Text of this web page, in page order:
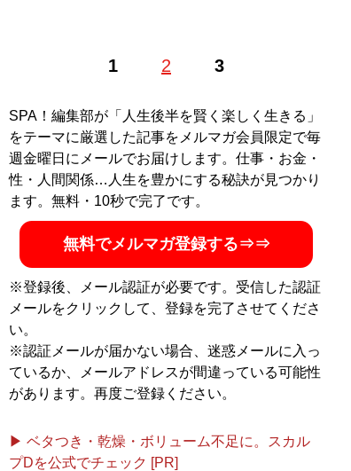
1 2 3
ク理事長兼所長。中央大学文学部史学科を卒業後、同大
学日本政教研究所非常勤職員を務める。現在は、「 倉山
塾 」塾長、ネット放送局「チャンネルくらら」などを主
宰。著書に『
13歳からの「くにまもり」
』など多数。ト
ランプ再来で揺れる世界を見通すための新章を追加した
ベストセラー『
増補版 嘘だらけの日米近現代史』(扶桑
社新書)が発売中
『増補版 嘘だらけの日
米近現代史 (扶桑社新
書)』
トランプ再来で揺れる世
界を見通すための、日米
近現代史
SPA！編集部が「人生後半を賢く楽しく生きる」
をテーマに厳選した記事をメルマガ会員限定で毎
週金曜日にメールでお届けします。仕事・お金・
性・人間関係…人生を豊かにする秘訣が見つかり
ます。無料・10秒で完了です。
無料でメルマガ登録する⇒⇒
※登録後、メール認証が必要です。受信した認証
メールをクリックして、登録を完了させてくださ
い。
※認証メールが届かない場合、迷惑メールに入っ
ているか、メールアドレスが間違っている可能性
があります。再度ご登録ください。
▶ ベタつき・乾燥・ボリューム不足に。スカル
プDを公式でチェック [PR]